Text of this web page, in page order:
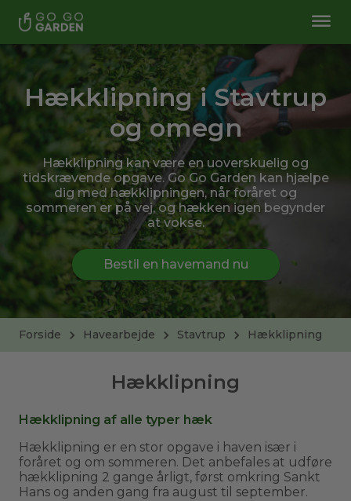
Hækklipning i Stavtrup
og omegn
Hækklipning kan være en uoverskuelig og
tidskrævende opgave. Go Go Garden kan hjælpe
dig med hækklipningen, når foråret og
sommeren er på vej, og hækken igen begynder
at vokse.
Bestil en havemand nu
Forside Havearbejde Stavtrup Hækklipning
Hækklipning
Hækklipning af alle typer hæk
Hækklipning er en stor opgave i haven især i
foråret og om sommeren. Det anbefales at udføre
hækklipning 2 gange årligt, først omkring Sankt
Hans og anden gang fra august til september.